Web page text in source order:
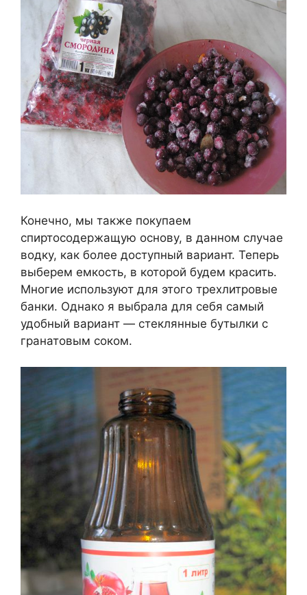
Конечно, мы также покупаем
спиртосодержащую основу, в данном случае
водку, как более доступный вариант. Теперь
выберем емкость, в которой будем красить.
Многие используют для этого трехлитровые
банки. Однако я выбрала для себя самый
удобный вариант — стеклянные бутылки с
гранатовым соком.